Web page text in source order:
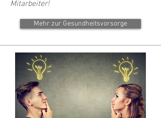
Mitarbeiter!
Mehr zur Gesundheitsvorsorge